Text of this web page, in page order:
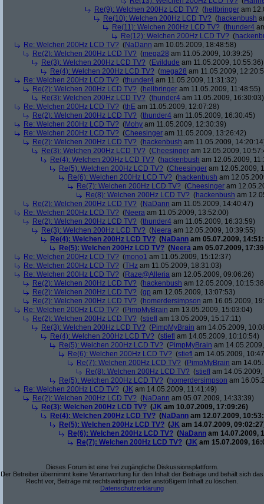
Re(9): Welchen 200Hz LCD TV? (hellbringer am
Re(10): Welchen 200Hz LCD TV? (hackenbush
Re(11): Welchen 200Hz LCD TV? (thunder4
Re(12): Welchen 200Hz LCD TV? (
Re: Welchen 200Hz LCD TV? (NaDann am 10.05.2009, 18:48:58)
Re(2): Welchen 200Hz LCD TV? (mega28 am 11.05.2009, 10:39:25)
Re(3): Welchen 200Hz LCD TV? (Evildude am 11.05.2009, 10:55:36)
Re(4): Welchen 200Hz LCD TV? (mega28 am 11.05.2009,
Re: Welchen 200Hz LCD TV? (thunder4 am 11.05.2009, 11:31:32)
Re(2): Welchen 200Hz LCD TV? (hellbringer am 11.05.2009, 11:48:55)
Re(3): Welchen 200Hz LCD TV? (thunder4 am 11.05.2009, 16:30:03)
Re: Welchen 200Hz LCD TV? (thE am 11.05.2009, 12:07:28)
Re(2): Welchen 200Hz LCD TV? (thunder4 am 11.05.2009, 16:30:45)
Re: Welchen 200Hz LCD TV? (Mohy am 11.05.2009, 12:30:39)
Re: Welchen 200Hz LCD TV? (Cheesinger am 11.05.2009, 13:26:42)
Re(2): Welchen 200Hz LCD TV? (hackenbush am 11.05.2009,
Re(3): Welchen 200Hz LCD TV? (Cheesinger am 12.05.2009,
Re(4): Welchen 200Hz LCD TV? (hackenbush am 12.05.2009,
Re(5): Welchen 200Hz LCD TV? (Cheesinger am 12.05.2009,
Re(6): Welchen 200Hz LCD TV? (hackenbush am
Re(7): Welchen 200Hz LCD TV? (Cheesinger am
Re(8): Welchen 200Hz LCD TV? (hackenbush am
Re(2): Welchen 200Hz LCD TV? (NaDann am 11.05.2009, 14:40:47)
Re: Welchen 200Hz LCD TV? (Neera am 11.05.2009, 13:52:00)
Re(2): Welchen 200Hz LCD TV? (thunder4 am 11.05.2009, 16:33:59)
Re(3): Welchen 200Hz LCD TV? (Neera am 12.05.2009, 10:39:55)
Re(4): Welchen 200Hz LCD TV? (NaDann am 05.07.2009,
Re(5): Welchen 200Hz LCD TV? (Neera am 05.07.2009,
Re: Welchen 200Hz LCD TV? (mono1 am 11.05.2009, 15:12:37)
Re: Welchen 200Hz LCD TV? (THz am 11.05.2009, 18:31:03)
Re: Welchen 200Hz LCD TV? (Raze@Alleria am 12.05.2009, 09:06:26)
Re(2): Welchen 200Hz LCD TV? (hackenbush am 12.05.2009,
Re(2): Welchen 200Hz LCD TV? (gp am 12.05.2009, 13:07:53)
Re(2): Welchen 200Hz LCD TV? (homerdersimpson am 16.05.2009,
Re: Welchen 200Hz LCD TV? (PimpMyBrain am 13.05.2009, 15:03:04)
Re(2): Welchen 200Hz LCD TV? (stiefl am 13.05.2009, 15:17:11)
Re(3): Welchen 200Hz LCD TV? (PimpMyBrain am 14.05.2009,
Re(4): Welchen 200Hz LCD TV? (stiefl am 14.05.2009, 10:10:54)
Re(5): Welchen 200Hz LCD TV? (PimpMyBrain am
Re(6): Welchen 200Hz LCD TV? (stiefl am 14.05.2009,
Re(7): Welchen 200Hz LCD TV? (PimpMyBrain am
Re(8): Welchen 200Hz LCD TV? (stiefl am 14.05.2009,
Re(5): Welchen 200Hz LCD TV? (homerdersimpson am
Re: Welchen 200Hz LCD TV? (JK am 14.05.2009, 11:41:49)
Re(2): Welchen 200Hz LCD TV? (NaDann am 05.07.2009, 14:33:39)
Re(3): Welchen 200Hz LCD TV? (JK am 10.07.2009, 17:09:26)
Re(4): Welchen 200Hz LCD TV? (NaDann am 12.07.2009,
Re(5): Welchen 200Hz LCD TV? (JK am 14.07.2009,
Re(6): Welchen 200Hz LCD TV? (NaDann am 14.07.2009,
Re(7): Welchen 200Hz LCD TV? (JK am 15.07.2009,
Dieses Forum ist eine frei zugängliche Diskussionsplattform.
Der Betreiber übernimmt keine Verantwortung für den Inhalt der Beiträge und behält sich das
Recht vor, Beiträge mit rechtswidrigem oder anstößigem Inhalt zu löschen.
Datenschutzerklärung